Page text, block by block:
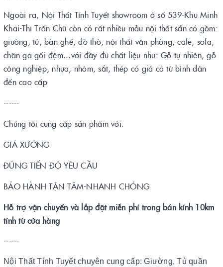
Ngoài ra, Nội Thất Tính Tuyết showroom ở số 539-Khu Minh
Khai-Thị Trấn Chũ còn có rất nhiều mẫu nội thất sẵn có gồm:
giường, tủ, bàn ghế, đồ thờ, nội thất văn phòng, cafe, sofa,
chăn ga gối đệm...với đầy đủ chất liệu như: Gỗ tự nhiên, gỗ
công nghiệp, nhựa, nhôm, sắt, thép có giá cả từ bình dân
đến cao cấp
------
Chúng tôi cung cấp sản phẩm với:
GIÁ XƯỞNG
ĐÚNG TIẾN ĐỘ YÊU CẦU
BẢO HÀNH TẬN TÂM-NHANH CHÓNG
Hỗ trợ vận chuyển và lắp đặt miễn phí trong bán kính 10km
tính từ cửa hàng
------
Nội Thất Tính Tuyết chuyên cung cấp: Giường, Tủ quần